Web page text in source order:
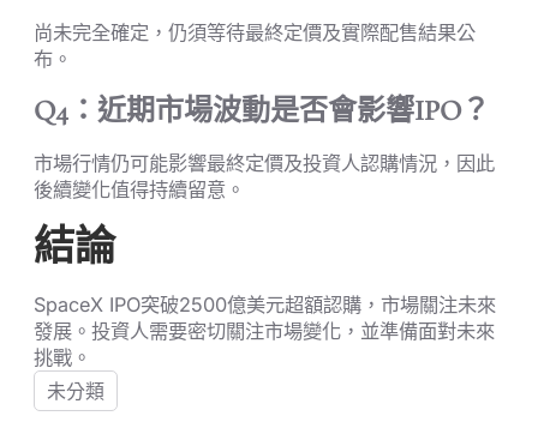
尚未完全確定，仍須等待最終定價及實際配售結果公
布。
Q4：近期市場波動是否會影響IPO？
市場行情仍可能影響最終定價及投資人認購情況，因此
後續變化值得持續留意。
結論
SpaceX IPO突破2500億美元超額認購，市場關注未來
發展。投資人需要密切關注市場變化，並準備面對未來
挑戰。
未分類